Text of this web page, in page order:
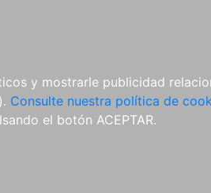
y mostrarle publicidad
Consulte nuestra política de
el botón ACEPTAR.